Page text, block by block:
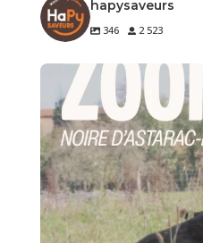
hapysaveurs
346 2 523
🐔 Zoom sur un
3